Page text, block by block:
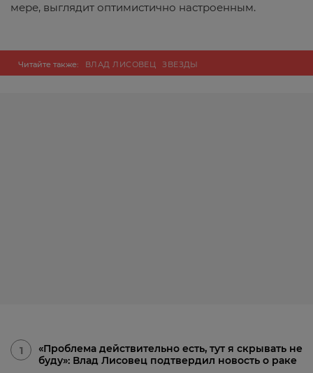
мере, выглядит оптимистично настроенным.
Читайте также: ВЛАД ЛИСОВЕЦ ЗВЕЗДЫ
1
«Проблема действительно есть, тут я скрывать не
буду»: Влад Лисовец подтвердил новость о раке